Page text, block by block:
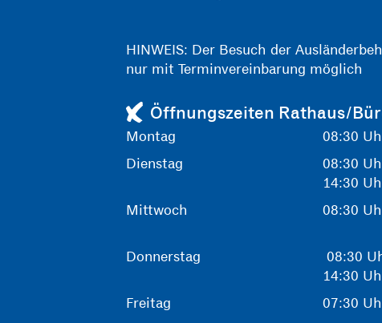
HINWEIS: Der Besuch der
nur mit Terminvereinbarung möglich
Öffnungszeiten Rathaus/
Montag
08:30
Dienstag
08:30
14:30
Mittwoch
08:30
Donnerstag
08:30
14:30
Freitag
07:30